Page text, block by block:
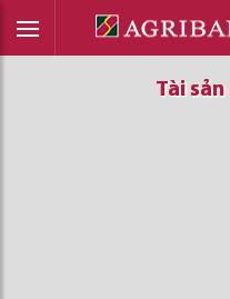
Tài
Tài
Tài